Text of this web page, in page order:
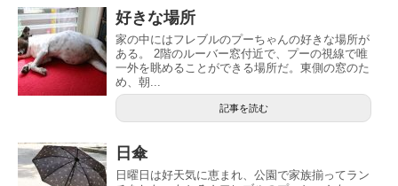
好きな場所
家の中にはフレブルのプーちゃんの好きな場所が
ある。 2階のルーバー窓付近で、プーの視線で唯
一外を眺めることができる場所だ。東側の窓のた
め、朝...
記事を読む
日傘
日曜日は好天気に恵まれ、公園で家族揃ってラン